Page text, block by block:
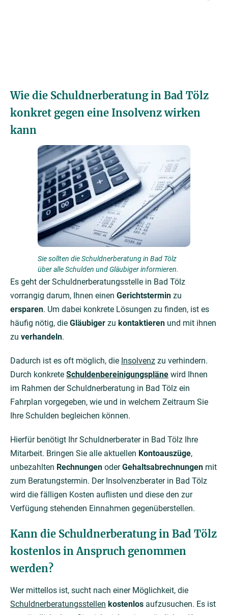
Wie die Schuldnerberatung in Bad Tölz
konkret gegen eine Insolvenz wirken
kann
Sie sollten die Schuldnerberatung in Bad Tölz
über alle Schulden und Gläubiger informieren.
Es geht der Schuldnerberatungsstelle in Bad Tölz
vorrangig darum, Ihnen einen Gerichtstermin zu
ersparen. Um dabei konkrete Lösungen zu finden, ist es
häufig nötig, die Gläubiger zu kontaktieren und mit ihnen
zu verhandeln.
Dadurch ist es oft möglich, die Insolvenz zu verhindern.
Durch konkrete Schuldenbereinigungspläne wird Ihnen
im Rahmen der Schuldnerberatung in Bad Tölz ein
Fahrplan vorgegeben, wie und in welchem Zeitraum Sie
Ihre Schulden begleichen können.
Hierfür benötigt Ihr Schuldnerberater in Bad Tölz Ihre
Mitarbeit. Bringen Sie alle aktuellen Kontoauszüge,
unbezahlten Rechnungen oderGehaltsabrechnungen mit
zum Beratungstermin. Der Insolvenzberater in Bad Tölz
wird die fälligen Kosten auflisten und diese den zur
Verfügung stehenden Einnahmen gegenüberstellen.
Kann die Schuldnerberatung in Bad Tölz
kostenlos in Anspruch genommen
werden?
Wer mittellos ist, sucht nach einer Möglichkeit, die
Schuldnerberatungsstellen kostenlos aufzusuchen. Es ist